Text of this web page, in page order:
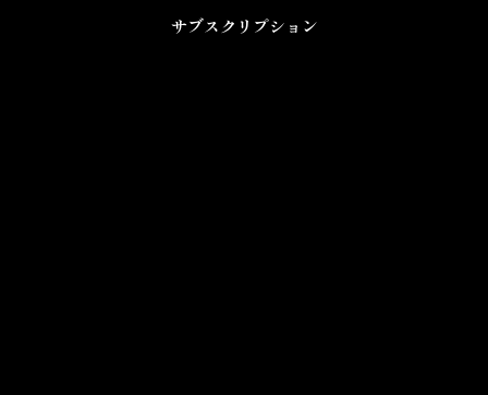
サブスクリプション